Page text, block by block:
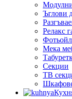
Ъглови
Релакс
Мека
Секции
ТВ